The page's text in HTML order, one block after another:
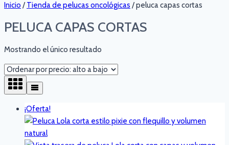
Inicio / Tienda de pelucas oncológicas /peluca capas cortas
PELUCA CAPAS CORTAS
Mostrando el único resultado
¡Oferta!